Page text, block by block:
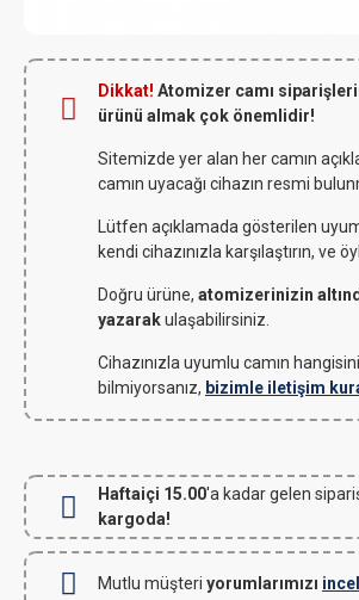
Dikkat! Atomizer camı
ürünü almak çok önemlidir!
Sitemizde yer alan her camın
camın uyacağı cihazın resmi
Lütfen açıklamada gösterilen
kendi cihazınızla karşılaştırın, ve
Doğru ürüne, atomizerinizin
yazarakulaşabilirsiniz.
Cihazınızla uyumlu camın
bilmiyorsanız, bizimle iletişim
Haftaiçi 15.00'a kadar gelen
kargoda!
Mutlu müşteri yorumlarımızı